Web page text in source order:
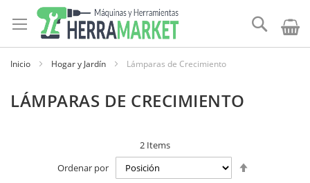
al
contenido
Buscar
Inicio Hogar y Jardín Lámparas de Crecimiento
LÁMPARAS DE CRECIMIENTO
2 Items
Ordenar por